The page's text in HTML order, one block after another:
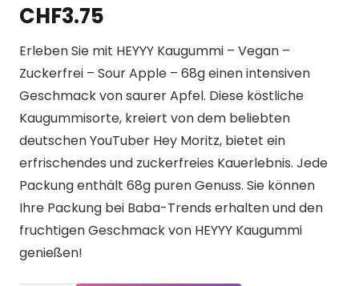
CHF3.75
Erleben Sie mit HEYYY Kaugummi – Vegan –
Zuckerfrei – Sour Apple – 68g einen intensiven
Geschmack von saurer Apfel. Diese köstliche
Kaugummisorte, kreiert von dem beliebten
deutschen YouTuber Hey Moritz, bietet ein
erfrischendes und zuckerfreies Kauerlebnis. Jede
Packung enthält 68g puren Genuss. Sie können
Ihre Packung bei Baba-Trends erhalten und den
fruchtigen Geschmack von HEYYY Kaugummi
genießen!